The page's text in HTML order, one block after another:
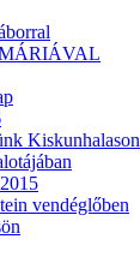
Kiskunhalason
vendéglőben